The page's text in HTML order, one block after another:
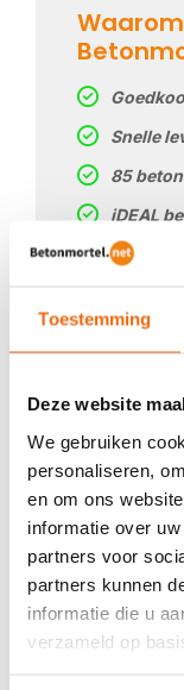
Toestemming
Deze website
We gebruiken
personaliseren,
en om ons
informatie over
partners voor
partners kunnen
informatie die u
verzameld op
BETON
Ben je op zoek
goedkoop beton
ons aan het
Snelle
85
iDEAL
Prijs op
Veilig